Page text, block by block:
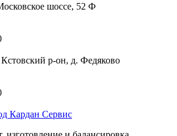
шоссе, 52 Ф
р-он, д. Федяково